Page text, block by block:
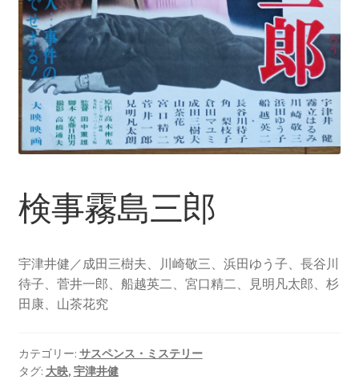
検事霧島三郎
宇津井健／成田三樹夫、川崎敬三、浜田ゆう子、長谷川
待子、菅井一郎、船越英二、宮口精二、見明凡太郎、杉
田康、山茶花究
カテゴリー: サスペンス・ミステリー
タグ: 大映, 宇津井健